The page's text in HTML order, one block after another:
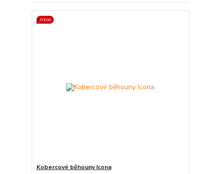
Akce
Kobercové běhouny Icona